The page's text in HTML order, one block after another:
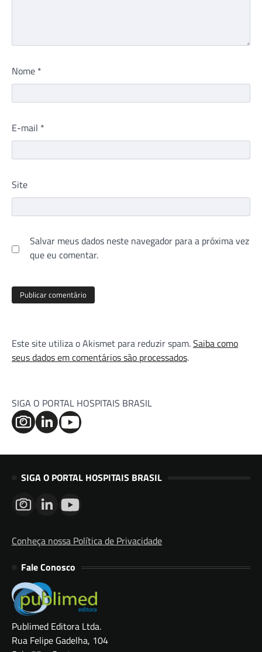
Nome *
E-mail *
Site
Salvar meus dados neste navegador para a próxima vez
que eu comentar.
Este site utiliza o Akismet para reduzir spam.Saiba como
seus dados em comentários são processados.
SIGA O PORTAL HOSPITAIS BRASIL
SIGA O PORTAL HOSPITAIS BRASIL
Conheça nossa Política de Privacidade
Fale Conosco
Publimed Editora Ltda.
Rua Felipe Gadelha, 104